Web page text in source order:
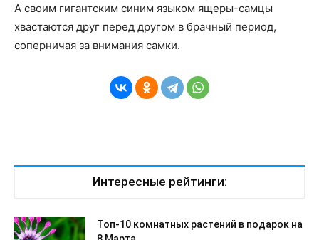
А своим гигантским синим языком ящеры-самцы
хвастаются друг перед другом в брачный период,
соперничая за внимания самки.
Интересные рейтинги:
Топ-10 комнатных растений в подарок на